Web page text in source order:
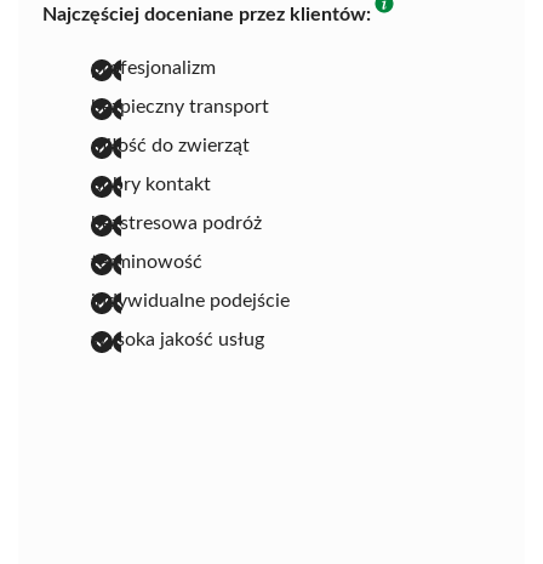
Najczęściej doceniane przez klientów:
profesjonalizm
bezpieczny transport
miłość do zwierząt
dobry kontakt
bezstresowa podróż
terminowość
indywidualne podejście
wysoka jakość usług